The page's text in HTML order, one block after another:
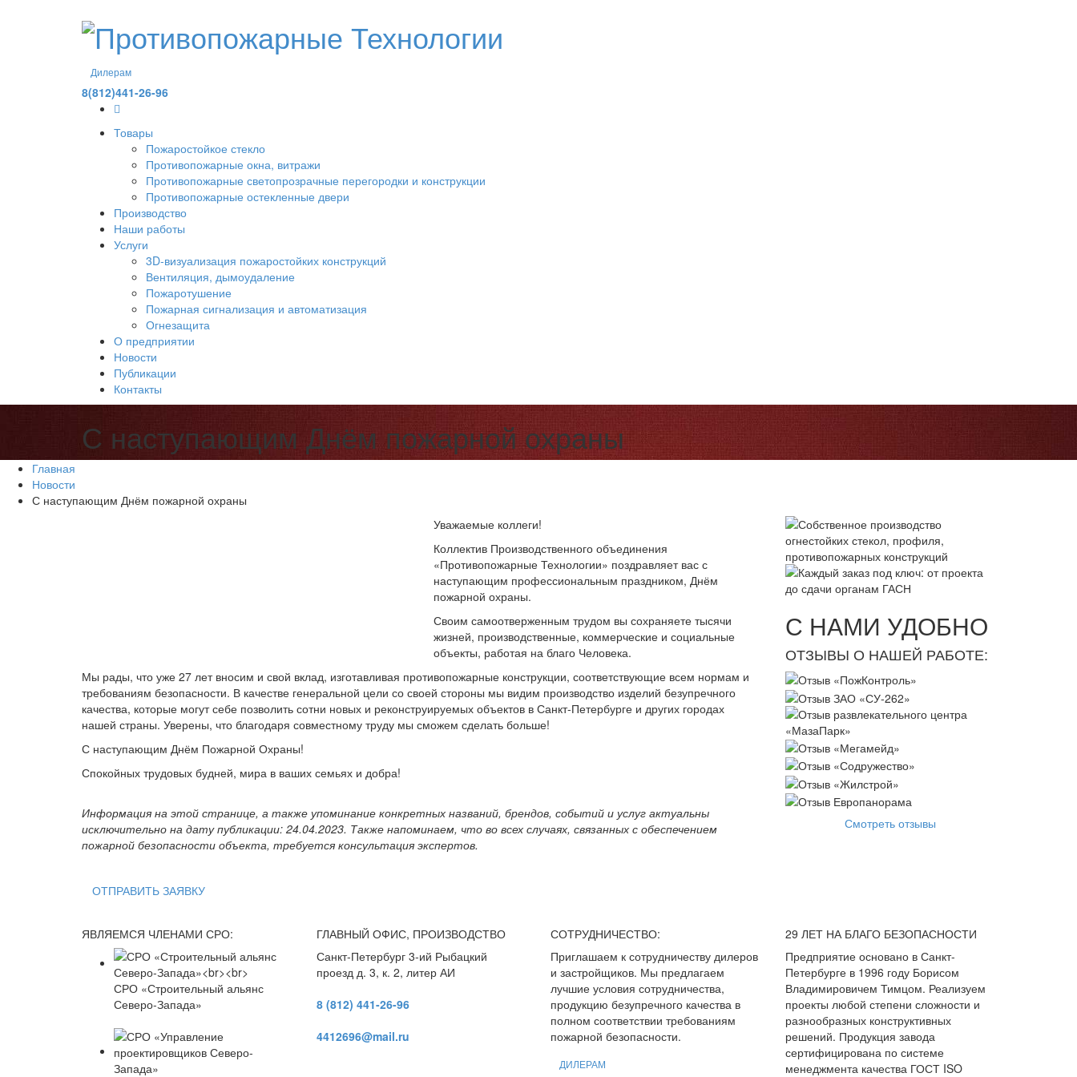
Дилерам
8(812)441-26-96
Товары
Пожаростойкое стекло
Противопожарные окна, витражи
Противопожарные светопрозрачные перегородки и конструкции
Противопожарные остекленные двери
Производство
Наши работы
Услуги
3D-визуализация пожаростойких конструкций
Вентиляция, дымоудаление
Пожаротушение
Пожарная сигнализация и автоматизация
Огнезащита
О предприятии
Новости
Публикации
Контакты
С наступающим Днём пожарной охраны
Главная
Новости
С наступающим Днём пожарной охраны
Уважаемые коллеги!
Коллектив Производственного объединения
«Противопожарные Технологии» поздравляет вас с
наступающим профессиональным праздником, Днём
пожарной охраны.
Своим самоотверженным трудом вы сохраняете тысячи
жизней, производственные, коммерческие и социальные
объекты, работая на благо Человека.
Мы рады, что уже 27 лет вносим и свой вклад, изготавливая противопожарные конструкции, соответствующие всем нормам и
требованиям безопасности. В качестве генеральной цели со своей стороны мы видим производство изделий безупречного
качества, которые могут себе позволить сотни новых и реконструируемых объектов в Санкт-Петербурге и других городах
нашей страны. Уверены, что благодаря совместному труду мы сможем сделать больше!
С наступающим Днём Пожарной Охраны!
Спокойных трудовых будней, мира в ваших семьях и добра!
Информация на этой странице, а также упоминание конкретных названий, брендов, событий и услуг актуальны
исключительно на дату публикации: 24.04.2023. Также напоминаем, что во всех случаях, связанных с обеспечением
пожарной безопасности объекта, требуется консультация экспертов.
ОТПРАВИТЬ ЗАЯВКУ
С НАМИ УДОБНО
ОТЗЫВЫ О НАШЕЙ РАБОТЕ:
Смотреть отзывы
ЯВЛЯЕМСЯ ЧЛЕНАМИ СРО:
СРО «Строительный альянс
Северо-Запада»
ГЛАВНЫЙ ОФИС, ПРОИЗВОДСТВО
Санкт-Петербург 3-ий Рыбацкий
проезд д. 3, к. 2, литер АИ
8 (812) 441-26-96
4412696@mail.ru
СОТРУДНИЧЕСТВО:
Приглашаем к сотрудничеству дилеров
и застройщиков. Мы предлагаем
лучшие условия сотрудничества,
продукцию безупречного качества в
полном соответствии требованиям
пожарной безопасности.
ДИЛЕРАМ
29 ЛЕТ НА БЛАГО БЕЗОПАСНОСТИ
Предприятие основано в Санкт-
Петербурге в 1996 году Борисом
Владимировичем Тимцом. Реализуем
проекты любой степени сложности и
разнообразных конструктивных
решений. Продукция завода
сертифицирована по системе
менеджмента качества ГОСТ ISO